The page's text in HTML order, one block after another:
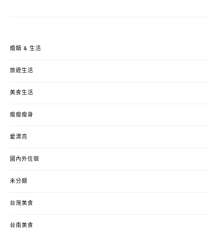
婚姻 & 生活
旅遊生活
美食生活
瘦瘦瘦身
愛漂亮
國內外住宿
未分類
台灣美食
台南美食